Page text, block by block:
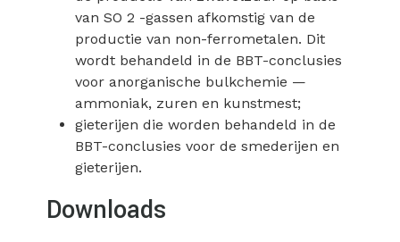
van SO 2 -gassen afkomstig van de
productie van non-ferrometalen. Dit
wordt behandeld in de BBT-conclusies
voor anorganische bulkchemie —
ammoniak, zuren en kunstmest;
gieterijen die worden behandeld in de
BBT-conclusies voor de smederijen en
gieterijen.
Downloads